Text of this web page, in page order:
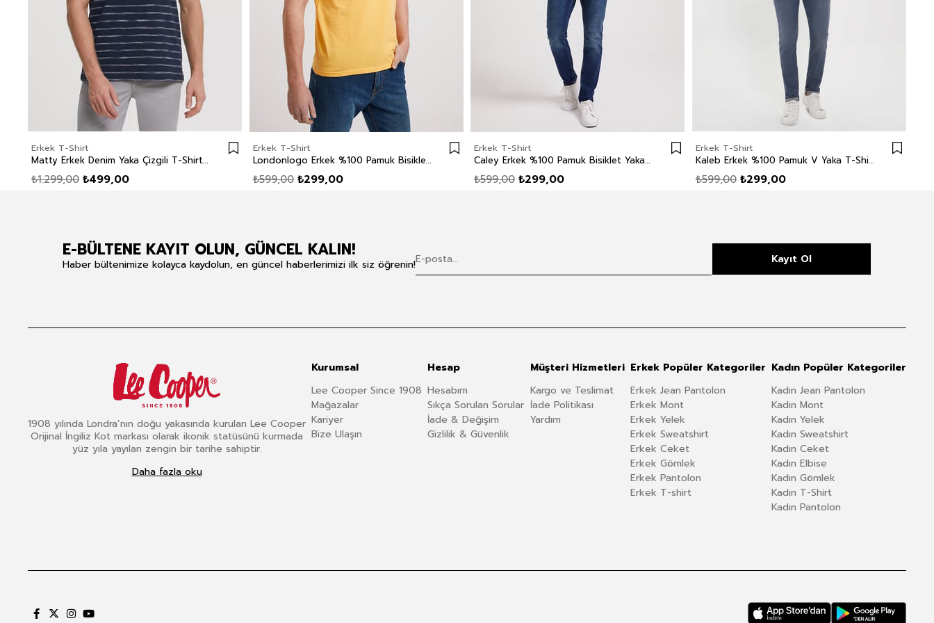
Erkek T-Shirt
Matty Erkek Denim Yaka Çizgili T-Shirt Lacivert
₺499,00
₺1.299,00
Erkek T-Shirt
Londonlogo Erkek %100 Pamuk Bisiklet Yaka T-Shirt Sarı
₺299,00
₺599,00
Erkek T-Shirt
Caley Erkek %100 Pamuk Bisiklet Yaka T-Shirt Lacivert Çizgili
₺299,00
₺599,00
Erkek T-Shirt
Kaleb Erkek %100 Pamuk V Yaka T-Shirt Lacivert
₺299,00
₺599,00
E-BÜLTENE KAYIT OLUN, GÜNCEL KALIN!
Haber bültenimize kolayca kaydolun, en güncel haberlerimizi ilk siz öğrenin! Kayıt Ol
1908 yılında Londra’nın doğu yakasında kurulan Lee Cooper
Orijinal İngiliz Kot markası olarak ikonik statüsünü kurmada
yüz yıla yayılan zengin bir tarihe sahiptir.
Daha fazla oku
Kurumsal
Lee Cooper Since 1908
Mağazalar
Kariyer
Bize Ulaşın
Hesap
Hesabım
Sıkça Sorulan Sorular
İade & Değişim
Gizlilik & Güvenlik
Müşteri Hizmetleri
Kargo ve Teslimat
İade Politikası
Yardım
Erkek Popüler Kategoriler
Erkek Jean Pantolon
Erkek Mont
Erkek Yelek
Erkek Sweatshirt
Erkek Ceket
Erkek Gömlek
Erkek Pantolon
Erkek T-shirt
Kadın Popüler Kategoriler
Kadın Jean Pantolon
Kadın Mont
Kadın Yelek
Kadın Sweatshirt
Kadın Ceket
Kadın Elbise
Kadın Gömlek
Kadın T-Shirt
Kadın Pantolon